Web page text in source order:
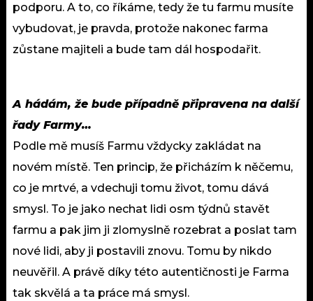
podporu. A to, co říkáme, tedy že tu farmu musíte
vybudovat, je pravda, protože nakonec farma
zůstane majiteli a bude tam dál hospodařit.
A hádám, že bude případně připravena na další
řady Farmy…
Podle mě musíš Farmu vždycky zakládat na
novém místě. Ten princip, že přicházím k něčemu,
co je mrtvé, a vdechuji tomu život, tomu dává
smysl. To je jako nechat lidi osm týdnů stavět
farmu a pak jim ji zlomyslně rozebrat a poslat tam
nové lidi, aby ji postavili znovu. Tomu by nikdo
neuvěřil. A právě díky této autentičnosti je Farma
tak skvělá a ta práce má smysl.